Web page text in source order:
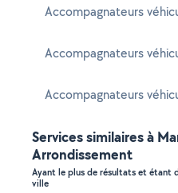
Accompagnateurs
Accompagnateurs
Accompagnateurs
Services similaires à
Arrondissement
Ayant le plus de résultats et étant
ville